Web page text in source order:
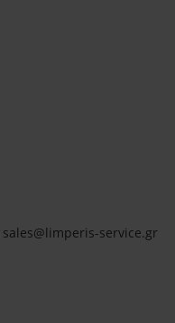
service.gr